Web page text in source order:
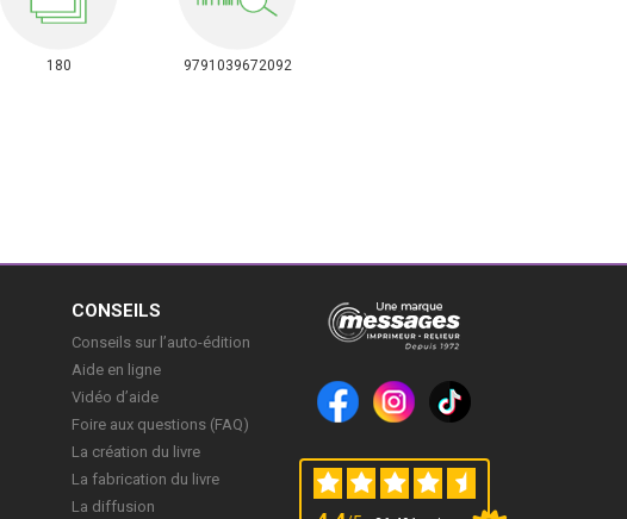
180 9791039672092
CONSEILS
Conseils sur l’auto-édition
Aide en ligne
Vidéo d’aide
Foire aux questions (FAQ)
La création du livre
La fabrication du livre
La diffusion